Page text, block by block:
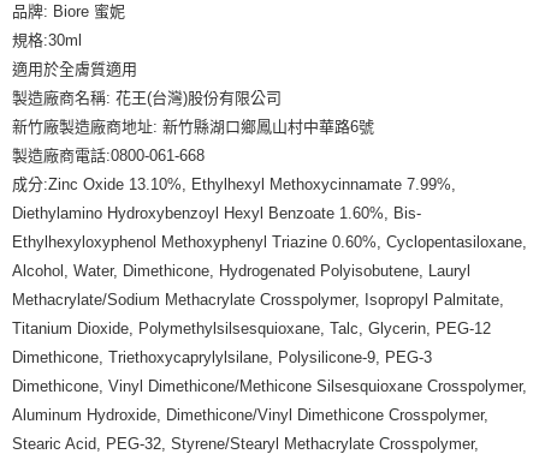
品牌: Biore 蜜妮
規格:30ml
適用於全膚質適用
製造廠商名稱: 花王(台灣)股份有限公司
新竹廠製造廠商地址: 新竹縣湖口鄉鳳山村中華路6號
製造廠商電話:0800-061-668
成分:Zinc Oxide 13.10%, Ethylhexyl Methoxycinnamate 7.99%,
Diethylamino Hydroxybenzoyl Hexyl Benzoate 1.60%, Bis-
Ethylhexyloxyphenol Methoxyphenyl Triazine 0.60%, Cyclopentasiloxane,
Alcohol, Water, Dimethicone, Hydrogenated Polyisobutene, Lauryl
Methacrylate/Sodium Methacrylate Crosspolymer, Isopropyl Palmitate,
Titanium Dioxide, Polymethylsilsesquioxane, Talc, Glycerin, PEG-12
Dimethicone, Triethoxycaprylylsilane, Polysilicone-9, PEG-3
Dimethicone, Vinyl Dimethicone/Methicone Silsesquioxane Crosspolymer,
Aluminum Hydroxide, Dimethicone/Vinyl Dimethicone Crosspolymer,
Stearic Acid, PEG-32, Styrene/Stearyl Methacrylate Crosspolymer,